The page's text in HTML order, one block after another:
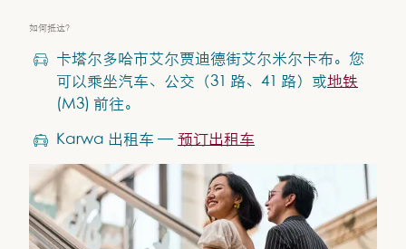
如何抵达？
卡塔尔多哈市艾尔贾迪德街艾尔米尔卡布。您
可以乘坐汽车、公交（31 路、41 路）或地铁
(M3) 前往。
Karwa 出租车 — 预订出租车